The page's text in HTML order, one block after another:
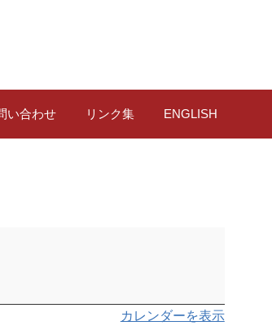
い合わせ リンク集 ENGLISH
カレンダーを表示